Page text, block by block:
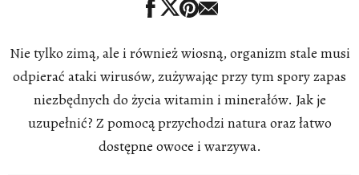
Nie tylko zimą, ale i również wiosną, organizm stale musi
odpierać ataki wirusów, zużywając przy tym spory zapas
niezbędnych do życia witamin i minerałów. Jak je
uzupełnić? Z pomocą przychodzi natura oraz łatwo
dostępne owoce i warzywa.